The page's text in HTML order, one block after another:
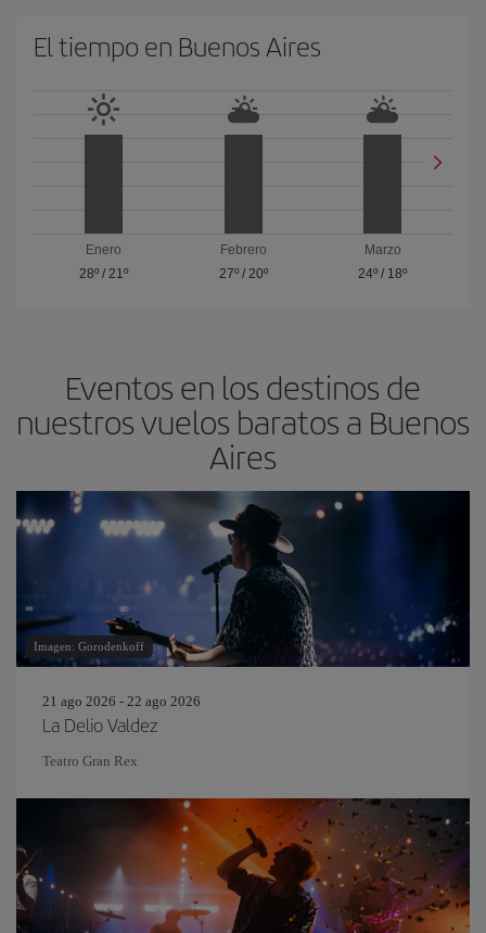
El tiempo en Buenos Aires
Enero
28º/ 21º
Febrero
27º/ 20º
Marzo
24º / 18º
Eventos en los destinos de
nuestros vuelos baratos a Buenos
Aires
Imagen: Gorodenkoff
21 ago 2026 - 22 ago 2026
La Delio Valdez
Teatro Gran Rex